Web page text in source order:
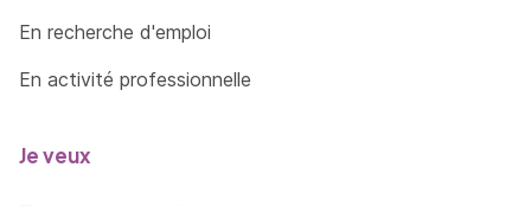
fonction de la thématique (écran noir ou
etc..)
Réactiver un apprentissage et ancrer des
En recherche d'emploi
En activité professionnelle
Je veux